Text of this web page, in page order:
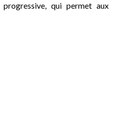
qui permet aux